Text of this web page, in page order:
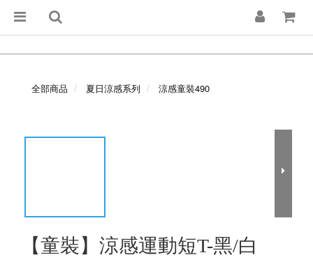
全部商品 夏日涼感系列 涼感童裝490
【童裝】涼感運動短T-黑/白